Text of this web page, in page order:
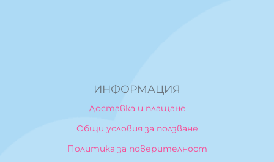
ИНФОРМАЦИЯ
Доставка и плащане
Общи условия за ползване
Политика за поверителност